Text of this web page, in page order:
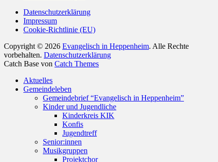
Datenschutzerklärung
Impressum
Cookie-Richtlinie (EU)
Copyright © 2026 Evangelisch in Heppenheim. Alle Rechte
vorbehalten. Datenschutzerklärung
Catch Base von Catch Themes
oben
scrollen
Aktuelles
Gemeindeleben
Gemeindebrief “Evangelisch in Heppenheim”
Kinder und Jugendliche
Kinderkreis KIK
Konfis
Jugendtreff
Senior:innen
Musikgruppen
Projektchor